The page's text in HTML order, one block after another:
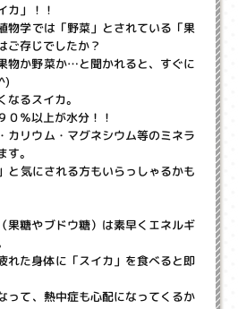
カ」！！
物学では「野菜」とされている「果
ご存じでしたか？
物か野菜か…と聞かれると、すぐに
るスイカ。
０％以上が水分！！
カリウム・マグネシウム等のミネラ
。
と気にされる方もいらっしゃるかも
果糖やブドウ糖）は素早くエネルギ
れた身体に「スイカ」を食べると即
って、熱中症も心配になってくるか